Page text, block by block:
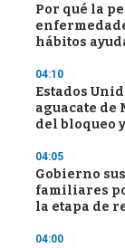
Por qué la
hábitos
04:10
Estados
aguacate de
del bloqueo
04:05
Gobierno
familiares
la etapa de
04:00